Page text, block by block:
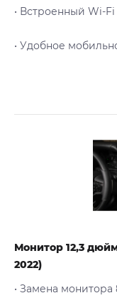
• Встроенный Wi-Fi
• Удобное
Монитор 12,3
2022)
• Замена